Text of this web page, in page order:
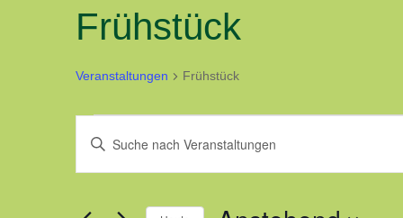
Frühstück
Veranstaltungen Frühstück
Suche
und
Bitte
Schlüsselwort